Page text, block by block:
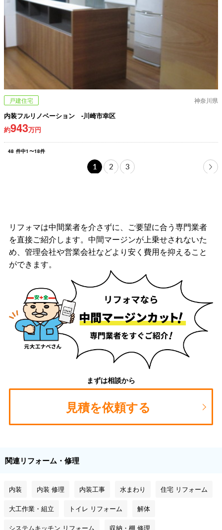
戸建住宅 神奈川県
内装フルリノベーション -川崎市幸区
約943万円
48 件中1 〜18件
1 2 3
リフォマは中間業者を介さずに、ご要望に合う専門業者
を直接ご紹介します。中間マージンが上乗せされないた
め、管理会社や営業会社などより安く費用を抑えること
ができます。
まずは相談から
見積を依頼する
関連リフォーム・修理
内装 内装 修理 内装工事 水まわり 住宅 リフォーム
大工作業・組立 トイレ リフォーム 解体
システムキッチン リフォーム 収納・棚 修理